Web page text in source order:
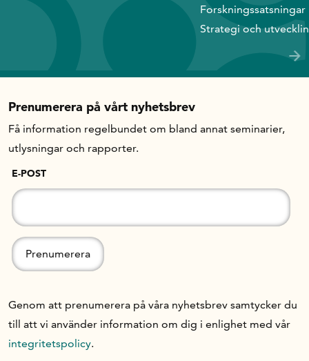
Forskningssatsningar
Strategi och
Prenumerera på vårt nyhetsbrev
Få information regelbundet om bland annat seminarier,
utlysningar och rapporter.
E-POST
Genom att prenumerera på våra nyhetsbrev samtycker du
till att vi använder information om dig i enlighet med vår
integritetspolicy.